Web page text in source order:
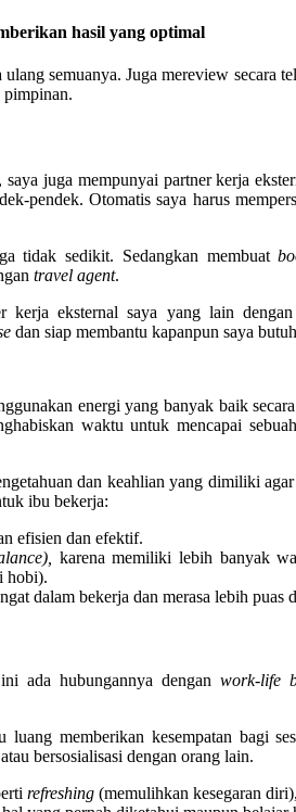
hasil yang optimal
semuanya. Juga mereview secara
pimpinan.
juga mempunyai partner kerja
pendek. Otomatis saya harus
tidak sedikit. Sedangkan membuat
travel agent.
kerja eksternal saya yang lain
dan siap membantu kapanpun saya
energi yang banyak baik
waktu untuk mencapai
dan keahlian yang dimiliki
ibu bekerja:
efisien dan efektif.
karena memiliki lebih banyak
hobi).
dalam bekerja dan merasa lebih puas
ada hubungannya denganwork-life
memberikan kesempatan bagi
bersosialisasi dengan orang lain.
refreshing(memulihkan kesegaran